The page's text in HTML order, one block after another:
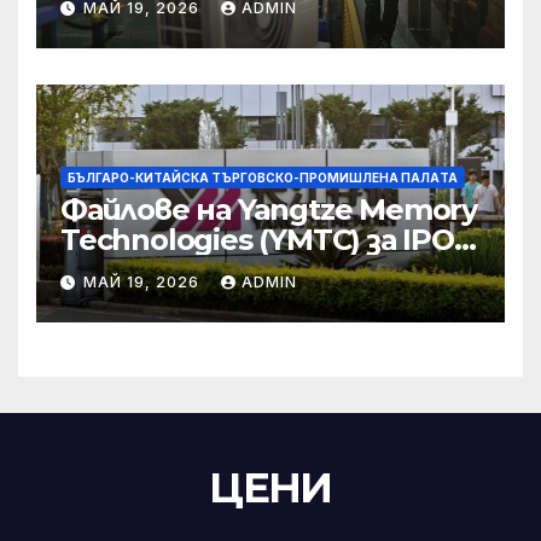
търговски консултации:
министерство
МАЙ 19, 2026 ADMIN
БЪЛГАРО-КИТАЙСКА ТЪРГОВСКО-ПРОМИШЛЕНА ПАЛAТА
Файлове на Yangtze Memory
Technologies (YMTC) за IPO
на STAR Market
МАЙ 19, 2026 ADMIN
ЦЕНИ